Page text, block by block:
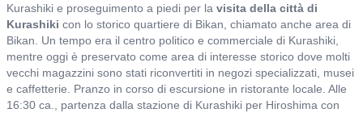
Kurashiki e proseguimento a piedi per la visita della città di
Kurashiki con lo storico quartiere di Bikan, chiamato anche area di
Bikan. Un tempo era il centro politico e commerciale di Kurashiki,
mentre oggi è preservato come area di interesse storico dove molti
vecchi magazzini sono stati riconvertiti in negozi specializzati, musei
e caffetterie. Pranzo in corso di escursione in ristorante locale. Alle
16:30 ca., partenza dalla stazione di Kurashiki per Hiroshima con